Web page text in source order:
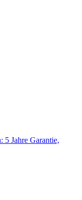
5 Jahre Garantie,